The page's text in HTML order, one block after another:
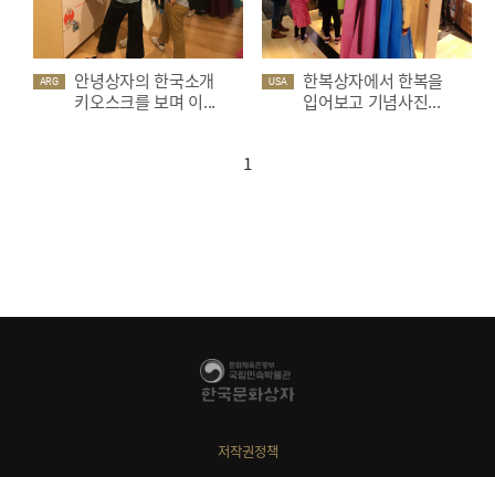
ARG
안녕상자의 한국소개
키오스크를 보며 이...
USA
한복상자에서 한복을
입어보고 기념사진...
1
저작권정책